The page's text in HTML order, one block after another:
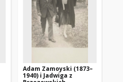
Adam Zamoyski (1873–
1940) i Jadwiga z